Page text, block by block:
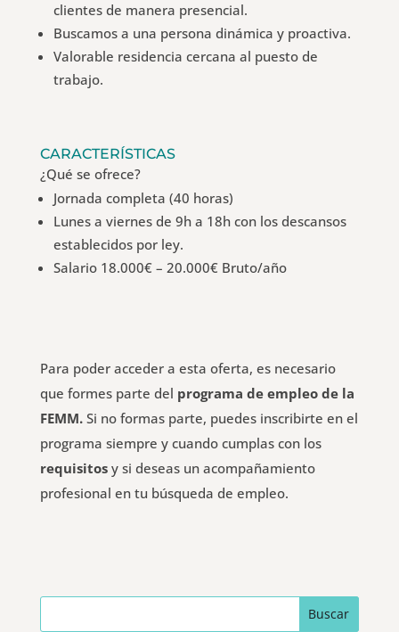
clientes de manera presencial.
Buscamos a una persona dinámica y proactiva.
Valorable residencia cercana al puesto de
trabajo.
CARACTERÍSTICAS
¿Qué se ofrece?
Jornada completa (40 horas)
Lunes a viernes de 9h a 18h con los descansos
establecidos por ley.
Salario 18.000€ – 20.000€ Bruto/año
Para poder acceder a esta oferta, es necesario
que formes parte del programa de empleo de la
FEMM.Si no formas parte, puedes inscribirte en el
programa siempre y cuando cumplas con los
requisitosy si deseas un acompañamiento
profesional en tu búsqueda de empleo.